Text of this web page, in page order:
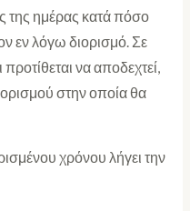
της ημέρας κατά πόσο
εν λόγω διορισμό. Σε
να αποδεχτεί,
στην οποία θα
χρόνου λήγει την